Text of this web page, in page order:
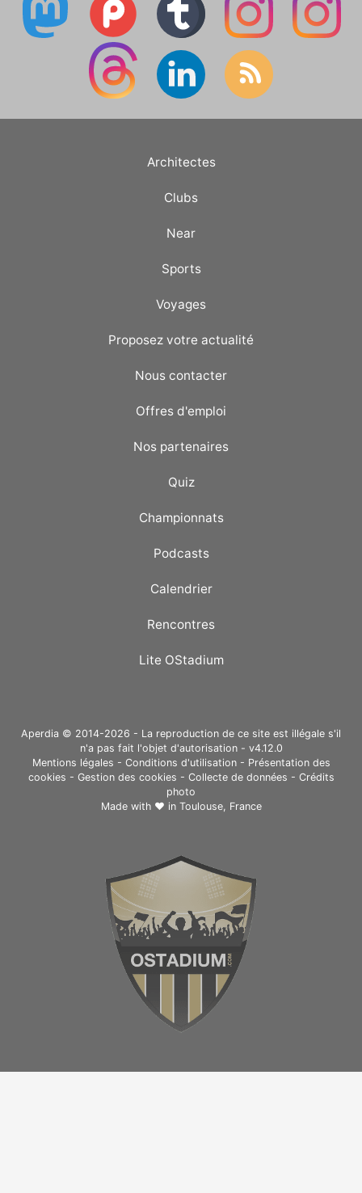
Architectes
Clubs
Near
Sports
Voyages
Proposez votre actualité
Nous contacter
Offres d'emploi
Nos partenaires
Quiz
Championnats
Podcasts
Calendrier
Rencontres
Lite OStadium
Aperdia © 2014-2026 - La reproduction de ce site est illégale s'il
n'a pas fait l'objet d'autorisation - v4.12.0
Mentions légales - Conditions d'utilisation- Présentation des
cookies - Gestion des cookies - Collecte de données - Crédits
photo
Made with ❤ in Toulouse, France